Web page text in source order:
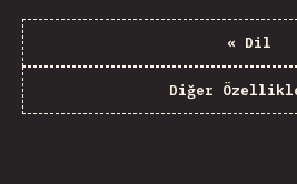
« Dil
Diğer